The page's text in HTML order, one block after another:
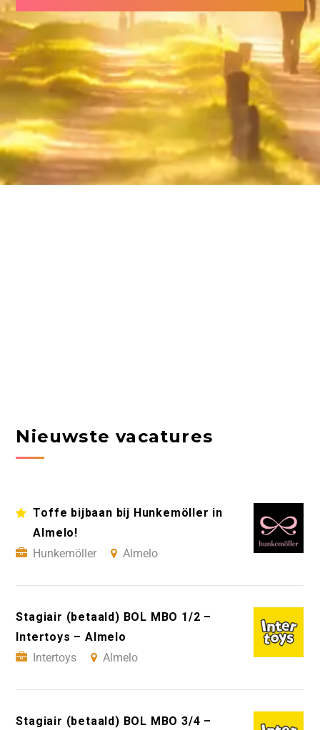
Nieuwste vacatures
Toffe bijbaan bij Hunkemöller in
Almelo!
Hunkemöller
Almelo
Stagiair (betaald) BOL MBO 1/2 –
Intertoys – Almelo
Intertoys
Almelo
Stagiair (betaald) BOL MBO 3/4 –